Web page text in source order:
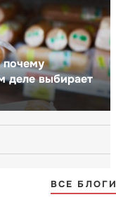
почему
деле выбирает
ВСЕ